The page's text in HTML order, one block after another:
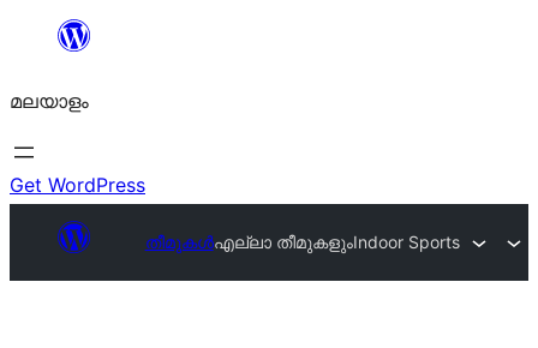
ഉള്ളടക്കത്തിലേക്ക്
മലയാളം
Get WordPress
തീമുകൾഎല്ലാ തീമുകളുംIndoor Sports